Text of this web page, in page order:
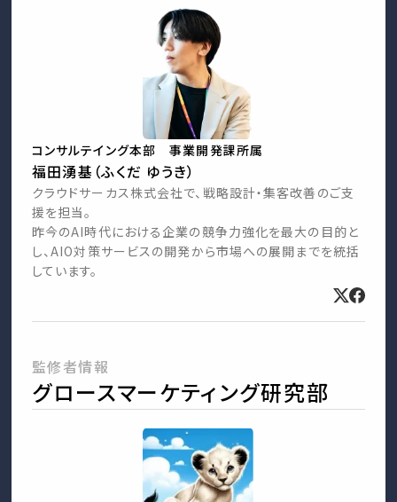
コンサルテイング本部 事業開発課所属
福田湧基（ふくだ ゆうき）
クラウドサーカス株式会社で、戦略設計・集客改善のご支
援を担当。
昨今のAI時代における企業の競争力強化を最大の目的と
し、AIO対策サービスの開発から市場への展開までを統括
しています。
監修者情報
グロースマーケティング研究部